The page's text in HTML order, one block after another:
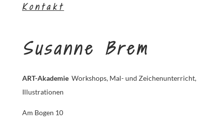
Kontakt
Susanne Brem
ART-Akademie Workshops, Mal- und Zeichenunterricht,
Illustrationen
Am Bogen 10